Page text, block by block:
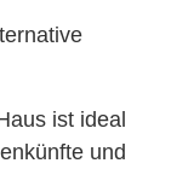
ist ideal
und